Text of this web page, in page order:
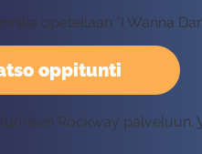
oppitunti
opetellaan "I Wanna
Rockway palveluun.